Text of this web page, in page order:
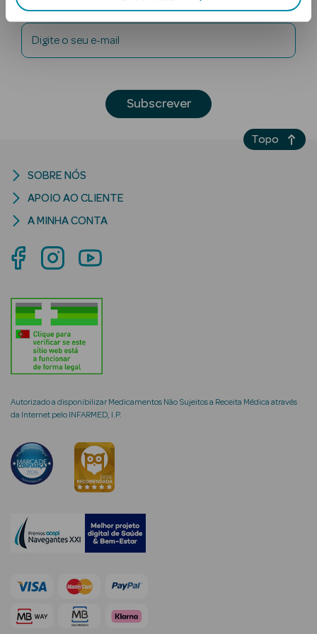
Corpo
Rosto
Lábios
Criança
Rosto e
Ver Tudo
Cosmética
Rosto
Hidratantes
Séruns Faciais
envelhecimento
Digite o seu e-mail
Subscrever
Autorizado a disponibilizar Medicamentos Não Sujeitos a Receita Médica através
da Internet pelo INFARMED, I.P.
SOBRE NÓS
APOIO AO CLIENTE
A MINHA CONTA
Topo